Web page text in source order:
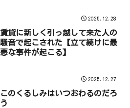
2025.12.28
賃貸に新しく引っ越して来た人の
騒音で起こされた【立て続けに最
悪な事件が起こる】
2025.12.27
このくるしみはいつおわるのだろ
う